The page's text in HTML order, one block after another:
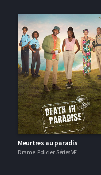
Meurtres au paradis
Drame, Policier, Séries VF